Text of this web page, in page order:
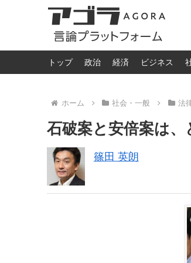
トップ 政治 経済 ビジネス
ホーム 社会・一般 法
石破案と安倍案は
篠田 英朗